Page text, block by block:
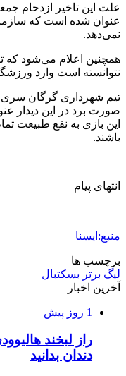
علت این تاخیر ازدحام
عنوان شده است که سازمان
نمی‌دهد.
همچنین اعلام می‌شود که
نتوانسته است وارد
تیم شهرداری گرگان سری
صورت برد در این دیدار
این بازی به نفع طبیعت
باشند.
انتهای پیام
منبع:ایسنا
برچسب ها
لیگ برتر بسکتبال
آخرین اخبار
1 روز پیش
راز لبخند
دندان بدانید